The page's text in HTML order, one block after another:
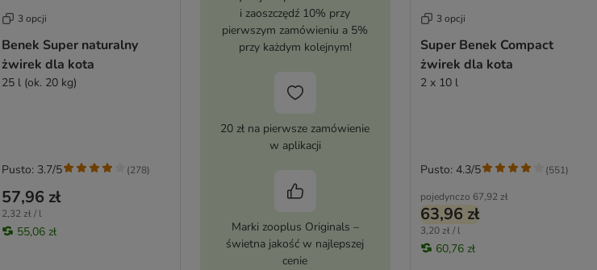
3 opcji
Benek Super naturalny
żwirek dla kota
25 l (ok. 20 kg)
57,96 zł
2,32 zł / l
55,06 zł
Pusto: 3.7/5 (278)
i zaoszczędź 10% przy
pierwszym zamówieniu a 5%
przy każdym kolejnym!
20 zł na pierwsze zamówienie
w aplikacji
Marki zooplus Originals –
świetna jakość w najlepszej
cenie
3 opcji
Super Benek Compact
żwirek dla kota
2 x 10 l
pojedynczo 67,92 zł
63,96 zł
3,20 zł / l
60,76 zł
Pusto: 4.3/5 (551)